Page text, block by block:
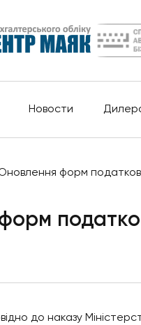
Новости
форм
до наказу